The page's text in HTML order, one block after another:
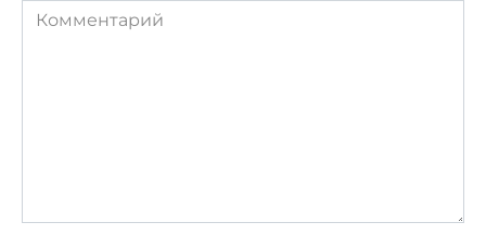
Комментарий